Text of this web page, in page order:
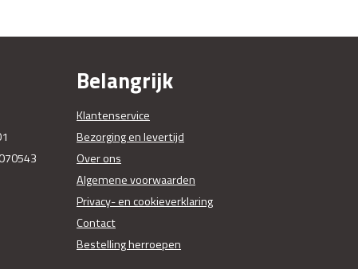
Belangrijk
Klantenservice
Bezorging en levertijd
Over ons
Algemene voorwaarden
Privacy- en cookieverklaring
Contact
Bestelling herroepen